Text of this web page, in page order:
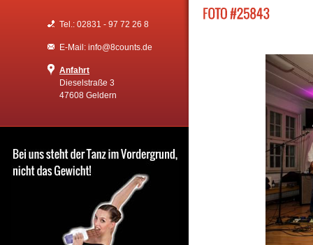
Tel.: 02831 - 97 72 26 8
E-Mail: info@8counts.de
Anfahrt
Dieselstraße 3
47608 Geldern